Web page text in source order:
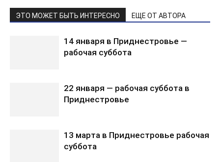
ЭТО МОЖЕТ БЫТЬ ИНТЕРЕСНО ЕЩЕ ОТ АВТОРА
14 января в Приднестровье —
рабочая суббота
22 января — рабочая суббота в
Приднестровье
13 марта в Приднестровье рабочая
суббота